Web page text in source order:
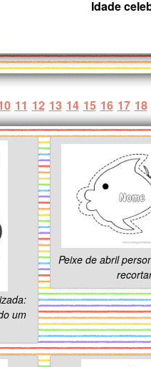
Idade
11 12 13 14 15 16 17 18
um
Peixe de abril